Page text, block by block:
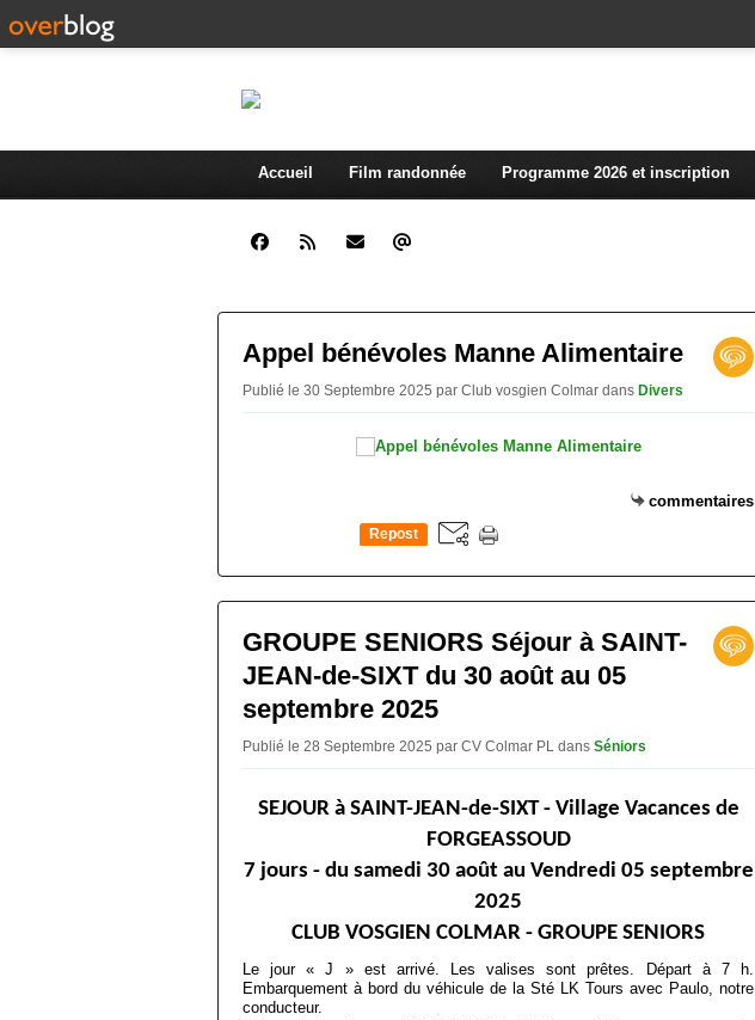
Accueil Film randonnée Programme 2026 et inscription
Appel bénévoles Manne Alimentaire
Publié le 30 Septembre 2025 par Club vosgien Colmar dans Divers
commentaires
Repost
GROUPE SENIORS Séjour à SAINT-
JEAN-de-SIXT du 30 août au 05
septembre 2025
Publié le 28 Septembre 2025 par CV Colmar PL dans Séniors
SEJOUR à SAINT-JEAN-de-SIXT - Village Vacances de
FORGEASSOUD
7 jours - du samedi 30 août au Vendredi 05 septembre
2025
CLUB VOSGIEN COLMAR - GROUPE SENIORS
Le jour « J » est arrivé. Les valises sont prêtes. Départ à 7 h.
Embarquement à bord du véhicule de la Sté LK Tours avec Paulo, notre
conducteur.